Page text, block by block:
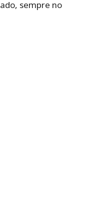
‌sempre‌ ‌no‌